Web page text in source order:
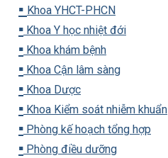
▪️ Khoa YHCT-PHCN
▪️ Khoa Y học nhiệt đới
▪️ Khoa khám bệnh
▪️ Khoa Cận lâm sàng
▪️ Khoa Dược
▪️ Khoa Kiểm soát nhiễm khuẩn
▪️ Phòng kế hoạch tổng hợp
▪️ Phòng điều dưỡng